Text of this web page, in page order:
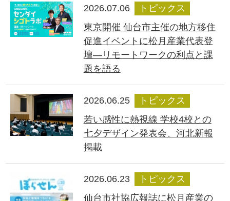
2026.07.06
トピックス
東京開催 仙台市主催の地方移住
促進イベントに松月産業代表登
壇―リモートワークの利点と課
題を語る
2026.06.25
トピックス
若い感性に熱視線 学校4校との
七夕デザイン発表会、河北新報
掲載
2026.06.23
トピックス
仙台市社協広報誌に松月産業の